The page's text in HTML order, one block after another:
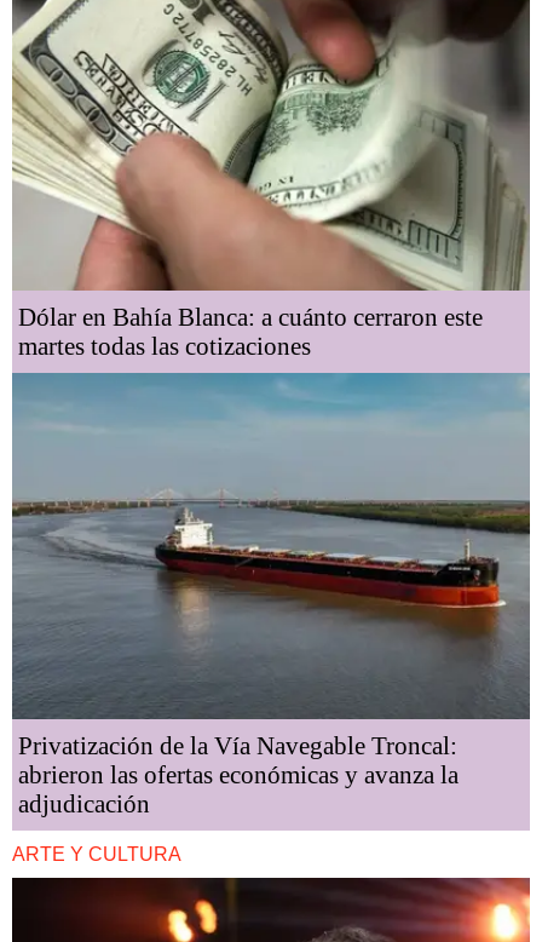
Dólar en Bahía Blanca: a cuánto cerraron este
martes todas las cotizaciones
Privatización de la Vía Navegable Troncal:
abrieron las ofertas económicas y avanza la
adjudicación
ARTE Y CULTURA